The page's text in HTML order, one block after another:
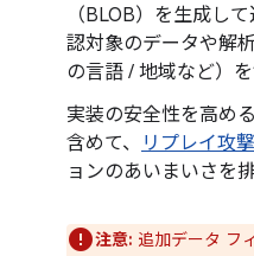
（BLOB）を生成し
認対象のデータや解
の言語 / 地域など）を
実装の安全性を高め
含めて、
リプレイ攻撃
ョンのあいまいさを
注意: 追加データ フ